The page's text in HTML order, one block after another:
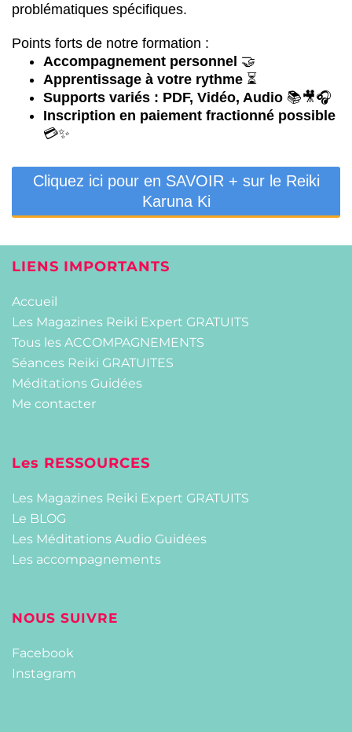
problématiques spécifiques.
Points forts de notre formation :
Accompagnement personnel 🤝
Apprentissage à votre rythme ⏳
Supports variés : PDF, Vidéo, Audio 📚🎥🎧
Inscription en paiement fractionné possible
💳✨
Cliquez ici pour en SAVOIR + sur le Reiki
Karuna Ki
LIENS IMPORTANTS
Accueil
Les Magazines Reiki Expert GRATUITS
Tous les ACCOMPAGNEMENTS
Séances Reiki GRATUITES
Méditations Guidées
Me contacter
Les RESSOURCES
Les Magazines Reiki Expert GRATUITS
Le BLOG
Les Méditations Audio Guidées
Les accompagnements
NOUS SUIVRE
Facebook
Instagram